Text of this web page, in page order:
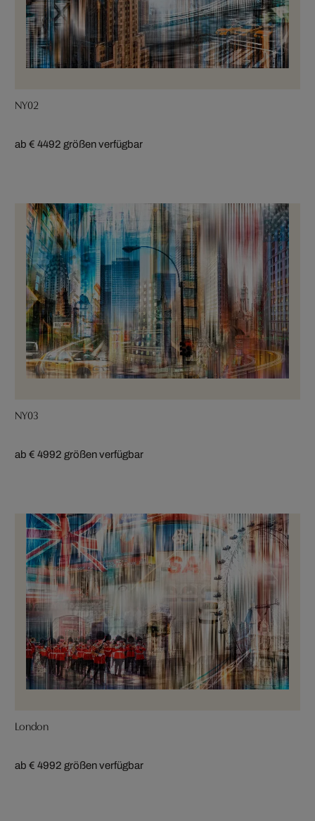
NY02
ab € 4492 größen verfügbar
NY03
ab € 4992 größen verfügbar
London
ab € 4992 größen verfügbar